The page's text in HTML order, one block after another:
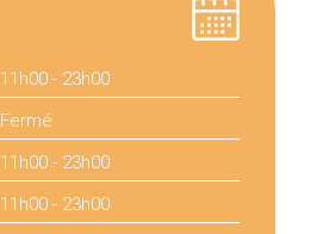
11h00 - 23h00
Fermé
11h00 - 23h00
11h00 - 23h00